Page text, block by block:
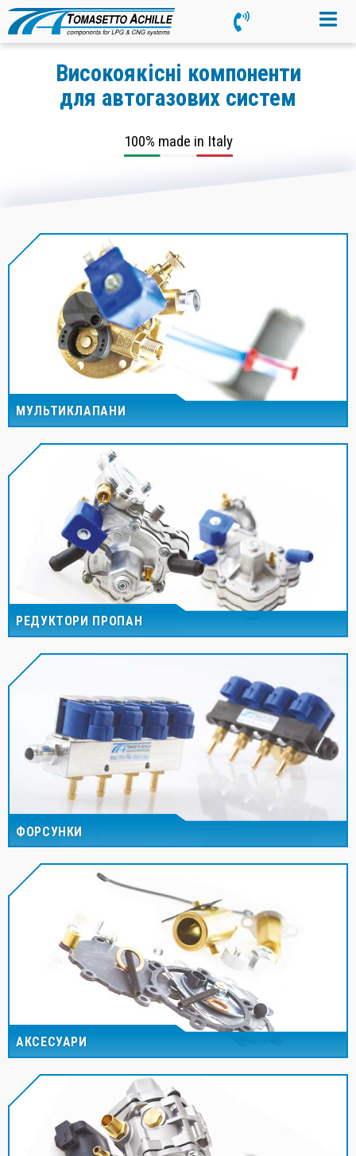
Високоякісні компоненти
для автогазових систем
100% made in Italy
МУЛЬТИКЛАПАНИ
РЕДУКТОРИ ПРОПАН
ФОРСУНКИ
АКСЕСУАРИ